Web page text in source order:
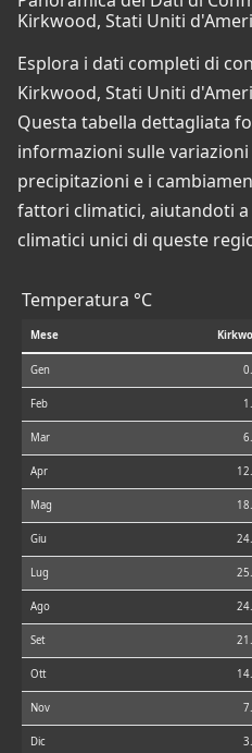
Kirkwood, Stati Uniti
Esplora i dati completi di
Kirkwood, Stati Uniti
Questa tabella dettagliata
informazioni sulle
precipitazioni e i
fattori climatici, aiutandoti
climatici unici di queste
Temperatura °C
Mese
Gen
Feb
Mar
Apr
Mag
Giu
Lug
Ago
Set
Ott
Nov
Dic